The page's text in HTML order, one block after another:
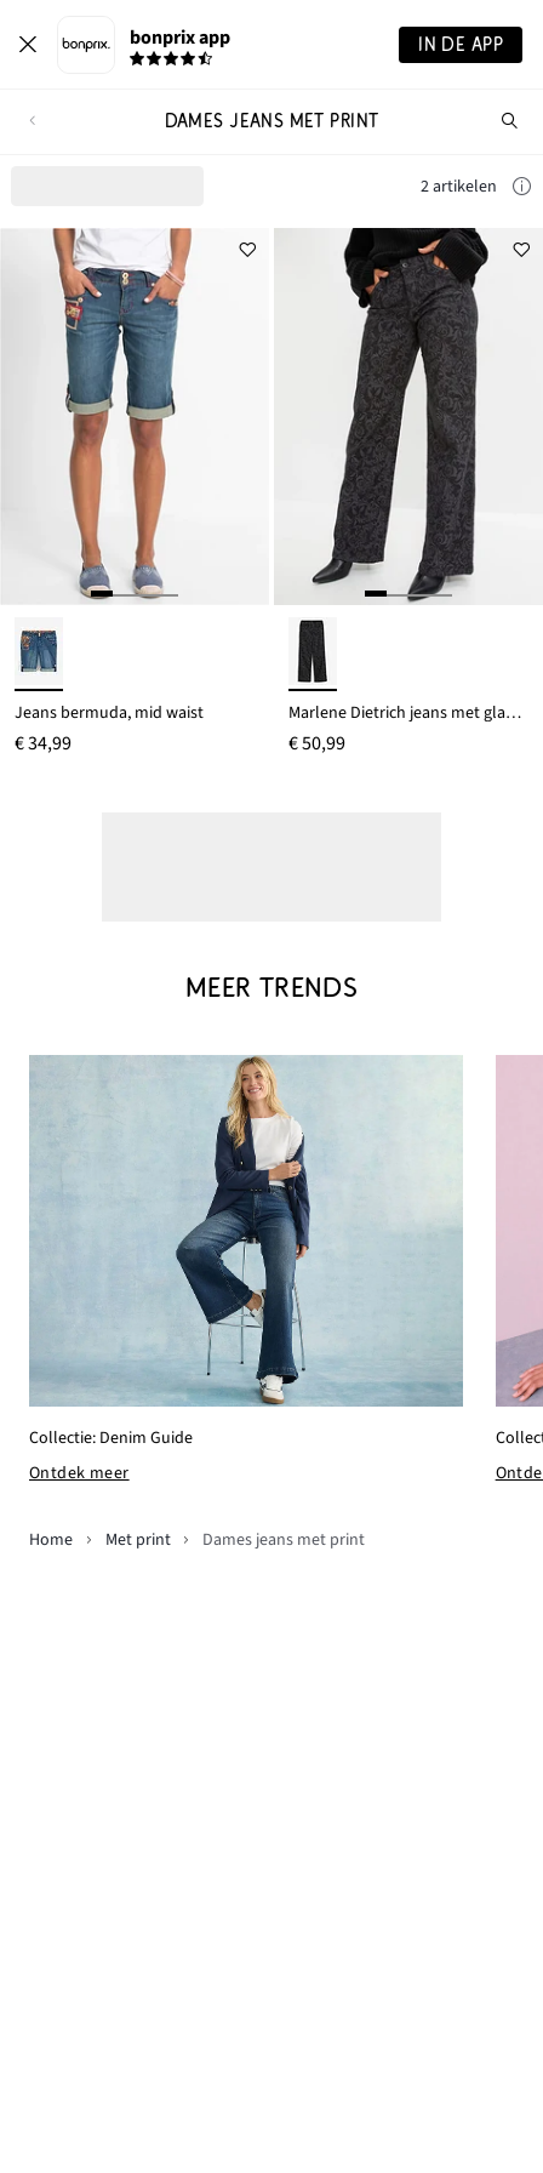
bonprix app IN DE APP
je?
DAMES JEANS MET PRINT
2 artikelen
Jeans bermuda, mid waist
€ 34,99
Marlene Dietrich jeans met glanzend patroon
€ 50,99
MEER TRENDS
Collectie: Denim Guide
Ontdek meer
Home Met print Dames jeans met print